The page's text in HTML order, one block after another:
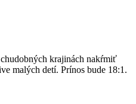
krajinách nakŕmiť
malých detí. Prínos bude 18:1.